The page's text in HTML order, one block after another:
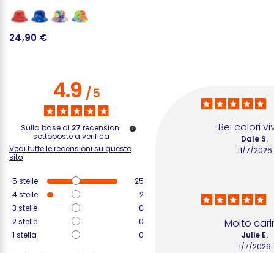
24,90 €
4.9/5
Sulla base di 27 recensioni
sottoposte a verifica
Vedi tutte le recensioni su questo
sito
5 stelle
25
4stelle
2
3 stelle
0
2stelle
0
1 stella 0
Bei colori
11/7/2026
Dale S.
Molto
1/7/2026
Julie E.